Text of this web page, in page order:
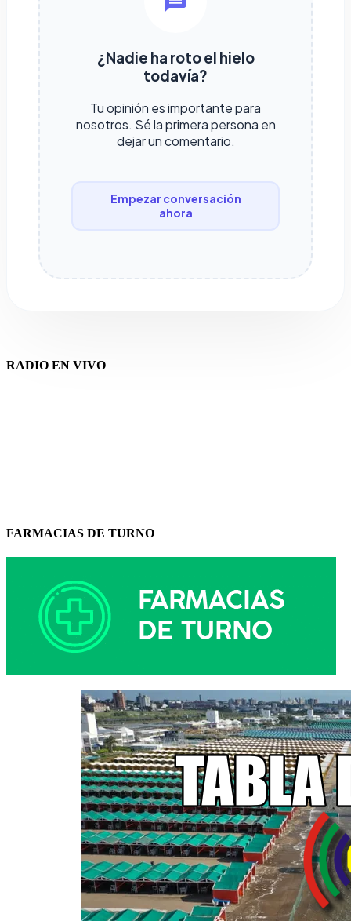
¿Nadie ha roto el hielo
todavía?
Tu opinión es importante para
nosotros. Sé la primera persona en
dejar un comentario.
Empezar conversación
ahora
RADIO EN VIVO
FARMACIAS DE TURNO